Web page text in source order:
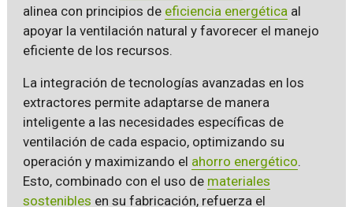
alinea con principios de eficiencia energética al
apoyar la ventilación natural y favorecer el manejo
eficiente de los recursos.
La integración de tecnologías avanzadas en los
extractores permite adaptarse de manera
inteligente a las necesidades específicas de
ventilación de cada espacio, optimizando su
operación y maximizando el ahorro energético.
Esto, combinado con el uso de materiales
sostenibles en su fabricación, refuerza el